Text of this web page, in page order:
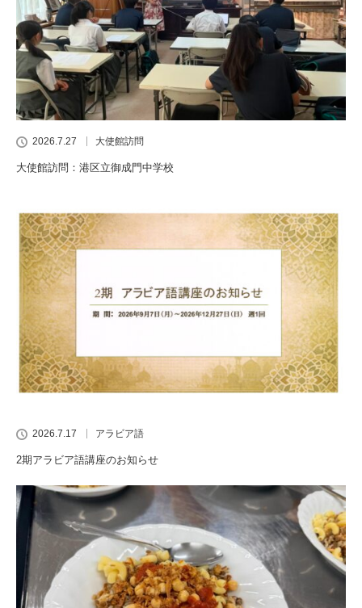
2026.7.27 大使館訪問
大使館訪問：港区立御成門中学校
2026.7.17 アラビア語
2期アラビア語講座のお知らせ